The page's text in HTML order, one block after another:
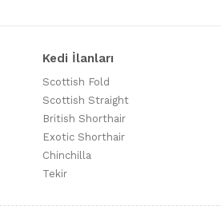
Kedi İlanları
Scottish Fold
Scottish Straight
British Shorthair
Exotic Shorthair
Chinchilla
Tekir